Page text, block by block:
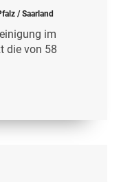
/ Saarland
im
die von 58